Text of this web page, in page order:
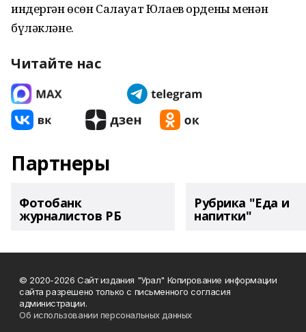
индергән өсөн Салауат Юлаев ордены менән
бүләкләне.
Читайте нас
Партнеры
Фотобанк
журналистов РБ
Рубрика "Еда и
напитки"
© 2020-2026 Сайт издания "Урал" Копирование информации
сайта разрешено только с письменного согласия
администрации.
Об использовании персональных данных